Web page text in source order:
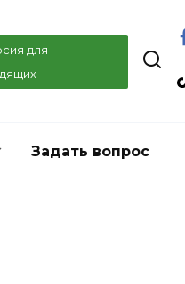
для
Задать вопрос